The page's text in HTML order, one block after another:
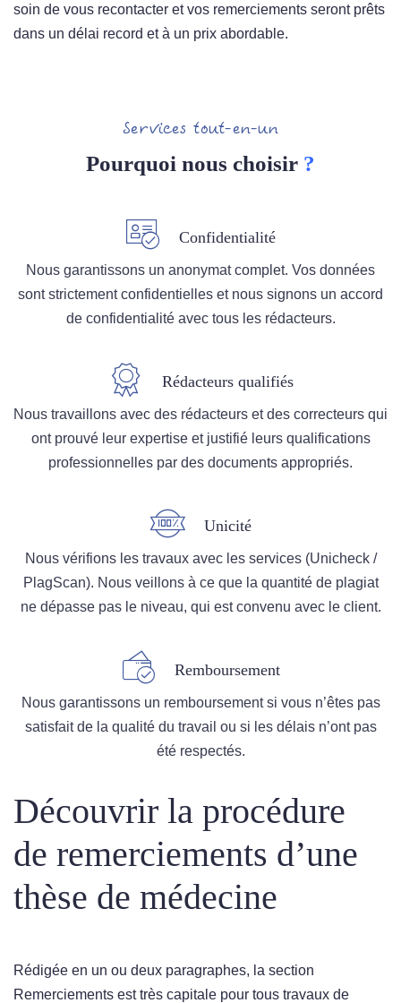
soin de vous recontacter et vos remerciements seront prêts
dans un délai record et à un prix abordable.
Services tout-en-un
Pourquoi nous choisir ?
Confidentialité
Nous garantissons un anonymat complet. Vos données
sont strictement confidentielles et nous signons un accord
de confidentialité avec tous les rédacteurs.
Rédacteurs qualifiés
Nous travaillons avec des rédacteurs et des correcteurs qui
ont prouvé leur expertise et justifié leurs qualifications
professionnelles par des documents appropriés.
Unicité
Nous vérifions les travaux avec les services (Unicheck /
PlagScan). Nous veillons à ce que la quantité de plagiat
ne dépasse pas le niveau, qui est convenu avec le client.
Remboursement
Nous garantissons un remboursement si vous n’êtes pas
satisfait de la qualité du travail ou si les délais n’ont pas
été respectés.
Découvrir la procédure
de remerciements d’une
thèse de médecine
Rédigée en un ou deux paragraphes, la section
Remerciements est très capitale pour tous travaux de